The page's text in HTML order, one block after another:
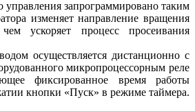
управления запрограммировано таким
изменяет направление вращения
ускоряет процесс просеивания
осуществляется дистанционно с
микропроцессорным реле
фиксированное время работы
кнопки «Пуск» в режиме таймера.